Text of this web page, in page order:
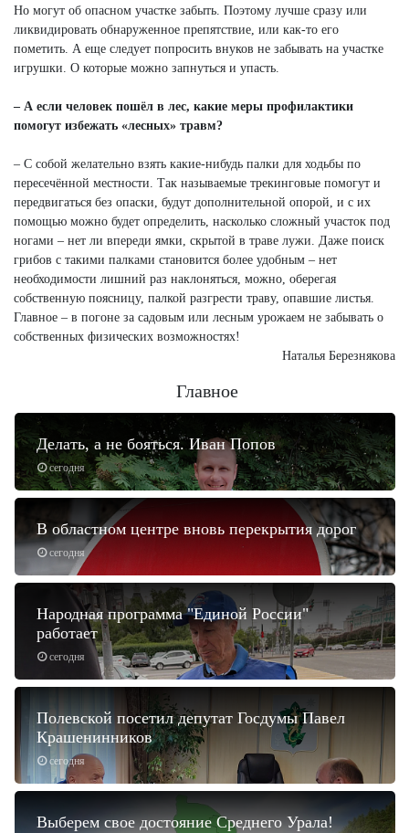
Но могут об опасном участке забыть. Поэтому лучше сразу или
ликвидировать обнаруженное препятствие, или как-то его
пометить. А еще следует попросить внуков не забывать на участке
игрушки. О которые можно запнуться и упасть.
– А если человек пошёл в лес, какие меры профилактики
помогут избежать «лесных» травм?
– С собой желательно взять какие-нибудь палки для ходьбы по
пересечённой местности. Так называемые трекинговые помогут и
передвигаться без опаски, будут дополнительной опорой, и с их
помощью можно будет определить, насколько сложный участок под
ногами – нет ли впереди ямки, скрытой в траве лужи. Даже поиск
грибов с такими палками становится более удобным – нет
необходимости лишний раз наклоняться, можно, оберегая
собственную поясницу, палкой разгрести траву, опавшие листья.
Главное – в погоне за садовым или лесным урожаем не забывать о
собственных физических возможностях!
Наталья Березнякова
Главное
сегодня
Делать, а не бояться. Иван Попов
сегодня
В областном центре вновь перекрытия дорог
сегодня
Народная программа "Единой России"
работает
сегодня
Полевской посетил депутат Госдумы Павел
Крашенинников
Выберем свое достояние Среднего Урала!